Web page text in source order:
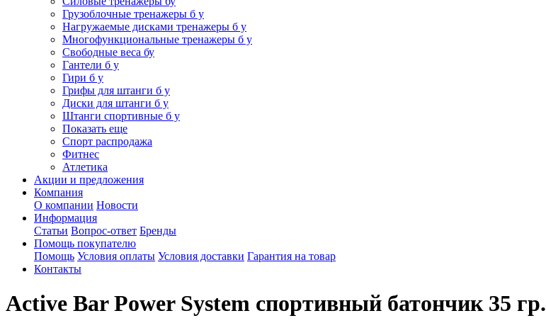
Грузоблочные тренажеры б у
Нагружаемые дисками тренажеры б у
Многофункциональные тренажеры б у
Свободные веса бу
Гантели б у
Гири б у
Грифы для штанги б у
Диски для штанги б у
Штанги спортивные б у
Показать еще
Спорт распродажа
Фитнес
Атлетика
Акции и предложения
Компания
О компании Новости
Информация
Статьи Вопрос-ответ Бренды
Помощь покупателю
Помощь Условия оплаты Условия доставки Гарантия на товар
Контакты
Active Bar Power System спортивный батончик 35 гр.